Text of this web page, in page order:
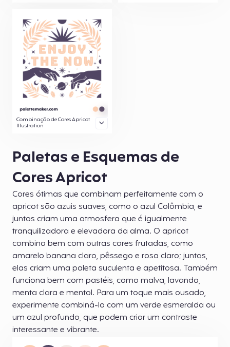
Combinação de Cores Apricot
Illustration
Paletas e Esquemas de
Cores Apricot
Cores ótimas que combinam perfeitamente com o
apricot são azuis suaves, como o azul Colômbia, e
juntos criam uma atmosfera que é igualmente
tranquilizadora e elevadora da alma. O apricot
combina bem com outras cores frutadas, como
amarelo banana claro, pêssego e rosa claro; juntas,
elas criam uma paleta suculenta e apetitosa. Também
funciona bem com pastéis, como malva, lavanda,
menta clara e mentol. Para um toque mais ousado,
experimente combiná-lo com um verde esmeralda ou
um azul profundo, que podem criar um contraste
interessante e vibrante.